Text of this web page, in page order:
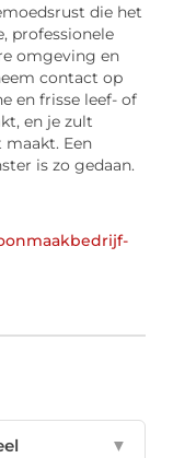
die het
professionele
omgeving en
contact op
en frisse leef- of
en je zult
maakt. Een
is zo gedaan.
▼